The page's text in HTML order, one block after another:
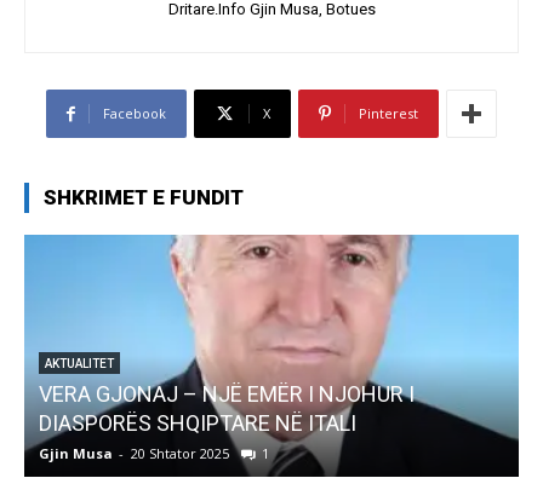
Dritare.Info Gjin Musa, Botues
Facebook X Pinterest
SHKRIMET E FUNDIT
AKTUALITET
Pregaditi Gjin Musa-Rome- Shtator 2025
Gjin Musa - 8 Shtator 2025